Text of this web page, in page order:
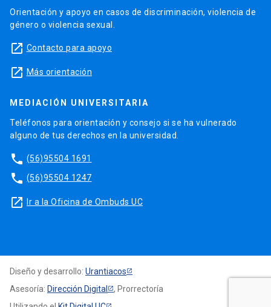
Orientación y apoyo en casos de discriminación, violencia de
género o violencia sexual.
launch Contacto para apoyo
launch Más orientación
MEDIACIÓN UNIVERSITARIA
Teléfonos para orientación y consejo si se ha vulnerado
alguno de tus derechos en la universidad.
phone (56)95504 1691
phone (56)95504 1247
launch Ir a la Oficina de Ombuds UC
Diseño y desarrollo: Urantiacos
Asesoría: Dirección Digital
, Prorrectoría